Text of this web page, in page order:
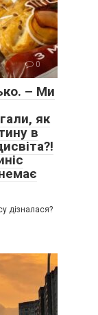
0
– Ми
як
в
дізналася?